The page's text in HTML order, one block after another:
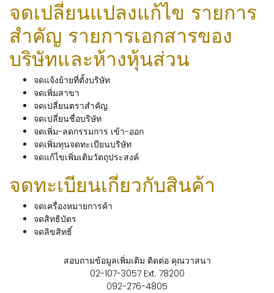
จดเปลี่ยนแปลงแก้ไข รายการ
สำคัญ รายการเอกสารของ
บริษัทและห้างหุ้นส่วน
จดแจ้งย้ายที่ตั้งบริษัท
จดเพิ่มสาขา
จดเปลี่ยนตราสำคัญ
จดเปลี่ยนชื่อบริษัท
จดเพิ่ม-ลดกรรมการ เข้า-ออก
จดเพิ่มทุนจดทะเบียนบริษัท
จดแก้ไขเพิ่มเติมวัตถุประสงค์
จดทะเบียนเกี่ยวกับสินค้า
จดเครื่องหมายการค้า
จดสิทธิบัตร
จดลิขสิทธิ์
สอบถามข้อมูลเพิ่มเติม ติดต่อ คุณวาสนา
02-107-3057 Ext. 78200
092-276-4805